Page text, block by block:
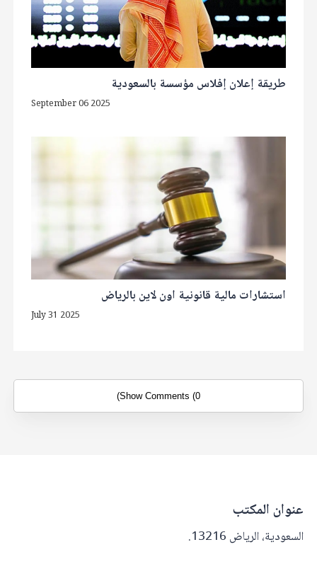
طريقة إعلان إفلاس مؤسسة بالسعودية
September 06 2025
استشارات مالية قانونية اون لاين بالرياض
July 31 2025
Show Comments (0)
عنوان المكتب
السعودية، الرياض 13216.